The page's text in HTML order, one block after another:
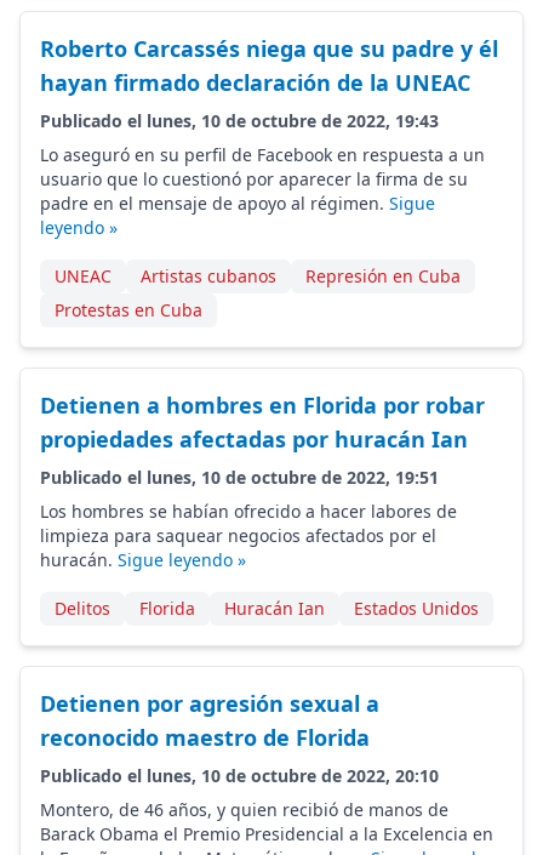
Roberto Carcassés niega que su padre y él
hayan firmado declaración de la UNEAC
Publicado el lunes, 10 de octubre de 2022, 19:43
Lo aseguró en su perfil de Facebook en respuesta a un
usuario que lo cuestionó por aparecer la firma de su
padre en el mensaje de apoyo al régimen. Sigue
leyendo »
UNEAC Artistas cubanos
Represión en Cuba
Protestas en Cuba
Detienen a hombres en Florida por robar
propiedades afectadas por huracán Ian
Publicado el lunes, 10 de octubre de 2022, 19:51
Los hombres se habían ofrecido a hacer labores de
limpieza para saquear negocios afectados por el
huracán. Sigue leyendo »
Delitos Florida Huracán Ian Estados Unidos
Detienen por agresión sexual a
reconocido maestro de Florida
Publicado el lunes, 10 de octubre de 2022, 20:10
Montero, de 46 años, y quien recibió de manos de
Barack Obama el Premio Presidencial a la Excelencia en